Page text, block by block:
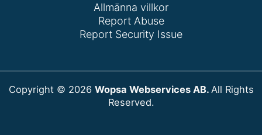
Allmänna villkor
Report Abuse
Report Security Issue
Copyright © 2026 Wopsa Webservices AB. All Rights
Reserved.